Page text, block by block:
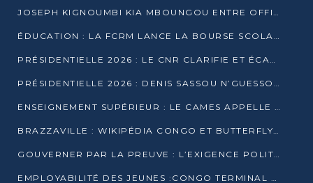
JOSEPH KIGNOUMBI KIA MBOUNGOU ENTRE OFFICIELLEMENT EN COURSE POUR LA PRÉSIDENTIELLE
ÉDUCATION : LA FCRM LANCE LA BOURSE SCOLAIRE FRANCINE-NTOUMI POUR PROMOUVOIR LES FILIÈRES SCIENTIFIQUES
PRÉSIDENTIELLE 2026 : LE CNR CLARIFIE ET ÉCARTE LA CANDIDATURE DU PASTEUR NTUMI
PRÉSIDENTIELLE 2026 : DENIS SASSOU N’GUESSO ANNONCE OFFICIELLEMENT SA CANDIDATURE
ENSEIGNEMENT SUPÉRIEUR : LE CAMES APPELLE À UNE UNIVERSITÉ AFRICAINE AXÉE SUR L’EMPLOYABILITÉ
BRAZZAVILLE : WIKIPÉDIA CONGO ET BUTTERFLY SCELLENT UN PARTENARIAT POUR STRUCTURER LE BÉNÉVOLAT NUMÉRIQUE
GOUVERNER PAR LA PREUVE : L’EXIGENCE POLITIQUE DU XXIᵉ SIÈCLE
EMPLOYABILITÉ DES JEUNES :CONGO TERMINAL S’ALLIE À L’ESCIC POUR RAPPROCHER L’ÉCOLE DU TERRAIN